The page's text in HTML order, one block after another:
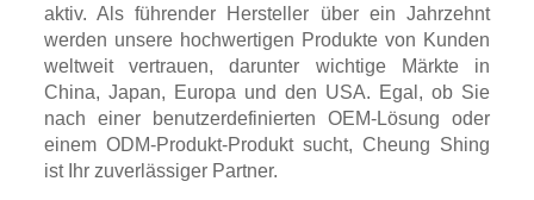
aktiv. Als führender Hersteller über ein Jahrzehnt
werden unsere hochwertigen Produkte von Kunden
weltweit vertrauen, darunter wichtige Märkte in
China, Japan, Europa und den USA. Egal, ob Sie
nach einer benutzerdefinierten OEM-Lösung oder
einem ODM-Produkt-Produkt sucht, Cheung Shing
ist Ihr zuverlässiger Partner.